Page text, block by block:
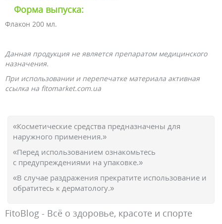
Форма выпуска:
Флакон 200 мл.
Данная продукция не является препаратом медицинского
назначения.
При использовании и перепечатке материала активная
ссылка на fitomarket.com.ua
«Косметические средства предназначены для
наружного применения.»
«Перед использованием ознакомьтесь
с предупреждениями на упаковке.»
«В случае раздражения прекратите использование и
обратитесь к дерматологу.»
FitoBlog - Всё о здоровье, красоте и спорте